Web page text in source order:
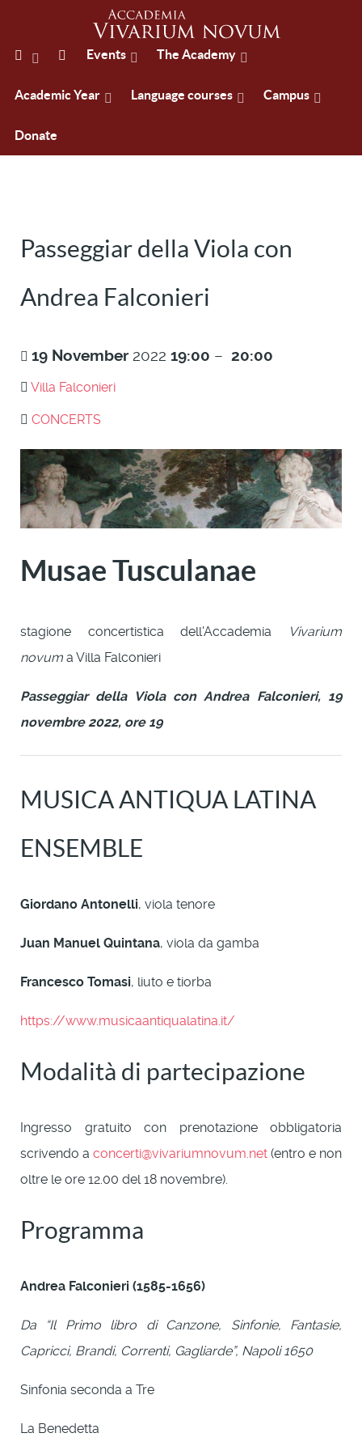
Events The Academy
Academic Year Language courses Campus
Donate
Passeggiar della Viola con
Andrea Falconieri
19 November 2022 19:00 – 20:00
Villa Falconieri
CONCERTS
Musae Tusculanae
stagione concertistica dell'Accademia
Vivarium
novum a Villa Falconieri
Passeggiar della Viola con Andrea Falconieri, 19
novembre 2022, ore 19
MUSICA ANTIQUA LATINA
ENSEMBLE
Giordano Antonelli, viola tenore
Juan Manuel Quintana, viola da gamba
Francesco Tomasi, liuto e tiorba
https://www.musicaantiqualatina.it/
Modalità di partecipazione
Ingresso gratuito con prenotazione obbligatoria
scrivendo a concerti@vivariumnovum.net (entro e non
oltre le ore 12.00 del 18 novembre).
Programma
Andrea Falconieri (1585-1656)
Da “Il Primo libro di Canzone, Sinfonie, Fantasie,
Capricci, Brandi, Correnti, Gagliarde”, Napoli 1650
Sinfonia seconda a Tre
La Benedetta